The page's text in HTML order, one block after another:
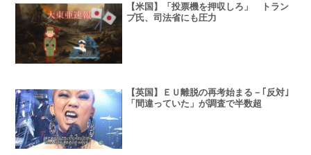
【米国】「投票機を押収しろ」 トラン
プ氏、司法省にも圧力
【英国】ＥＵ離脱の再考始まる－｢反対｣
「間違っていた」が調査で半数超